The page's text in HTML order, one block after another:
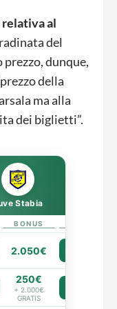
al
del
prezzo, dunque,
della
ma alla
dei biglietti”.
Stabia
BONUS
2.050€
250€
+ 2.000€
GRATIS